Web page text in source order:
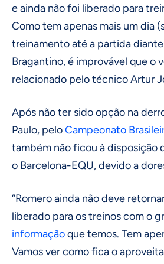
eainda não foi liberado para
Como tem apenas mais um dia
treinamento até a partida
Bragantino, é improvável que o
relacionado pelo técnico Artur
Após não ter sido opção na
Paulo, peloCampeonato
também não ficou à disposição
o Barcelona-EQU, devido a
“Romero ainda não deve
liberado para os treinos com o
informaçãoque temos. Tem
Vamos ver como fica o